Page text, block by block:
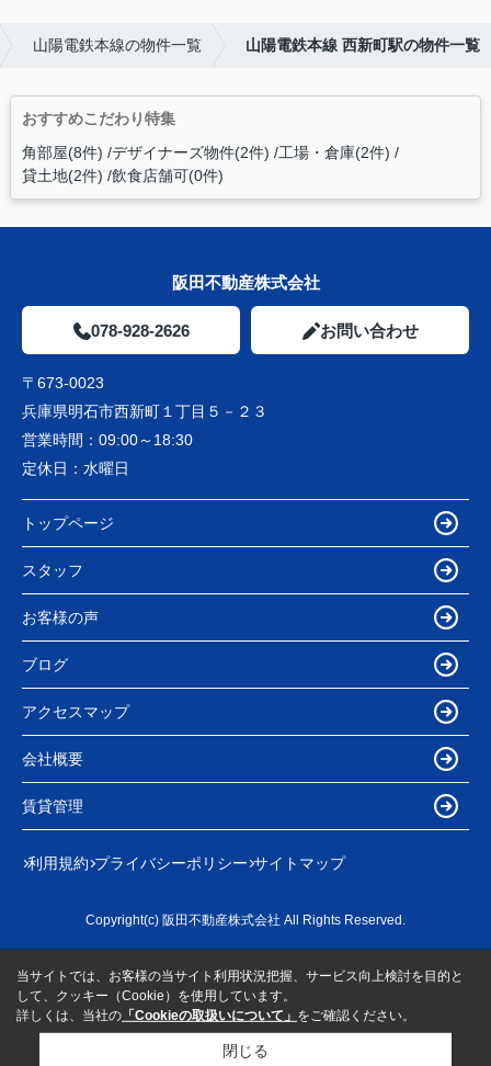
山陽電鉄本線の物件一覧 山陽電鉄本線 西新町駅の物件一覧
おすすめこだわり特集
角部屋(8件) デザイナーズ物件(2件) 工場・倉庫(2件)
貸土地(2件) 飲食店舗可(0件)
阪田不動産株式会社
078-928-2626 お問い合わせ
〒673-0023
兵庫県明石市西新町１丁目５－２３
営業時間： 09:00～18:30
定休日： 水曜日
トップページ
スタッフ
お客様の声
ブログ
アクセスマップ
会社概要
賃貸管理
利用規約 プライバシーポリシー サイトマップ
Copyright(c) 阪田不動産株式会社 All Rights Reserved.
当サイトでは、お客様の当サイト利用状況把握、サービス向上検討を目的と
して、クッキー（Cookie）を使用しています。
詳しくは、当社の 「Cookieの取扱いについて」 をご確認ください。
閉じる